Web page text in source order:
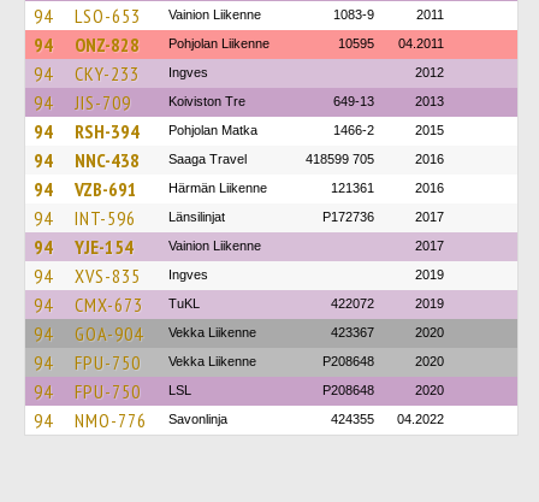
94 LSO-653 Vainion Liikenne 1083-9 2011
94 ONZ-828 Pohjolan Liikenne 10595 04.2011
94 CKY-233 Ingves 2012
94 JIS-709 Koiviston Tre 649-13 2013
94 RSH-394 Pohjolan Matka 1466-2 2015
94 NNC-438 Saaga Travel 418599 705 2016
94 VZB-691 Härmän Liikenne 121361 2016
94 INT-596 Länsilinjat P172736 2017
94 YJE-154 Vainion Liikenne 2017
94 XVS-835 Ingves 2019
94 CMX-673 TuKL 422072 2019
94 GOA-904 Vekka Liikenne 423367 2020
94 FPU-750 Vekka Liikenne P208648 2020
94 FPU-750 LSL P208648 2020
94 NMO-776 Savonlinja 424355 04.2022